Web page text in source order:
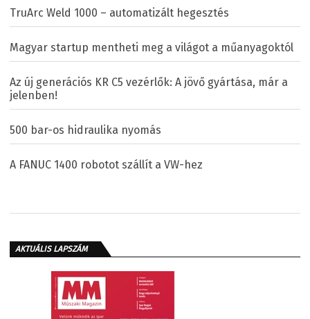
TruArc Weld 1000 – automatizált hegesztés
Magyar startup mentheti meg a világot a műanyagoktól
Az új generációs KR C5 vezérlők: A jövő gyártása, már a
jelenben!
500 bar-os hidraulika nyomás
A FANUC 1400 robotot szállít a VW-hez
AKTUÁLIS LAPSZÁM